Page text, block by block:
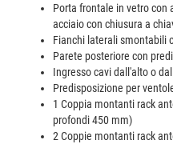
Porta frontale in vetro con
acciaio con chiusura a
Fianchi laterali smontabili
Parete posteriore con
Ingresso cavi dall'alto o
Predisposizione per
1 Coppia montanti rack
profondi 450 mm)
2 Coppie montanti rack